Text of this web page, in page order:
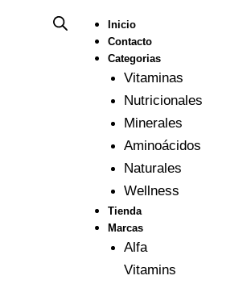
Inicio
Contacto
Categorias
Vitaminas
Nutricionales
Minerales
Aminoácidos
Naturales
Wellness
Tienda
Marcas
Alfa
Vitamins